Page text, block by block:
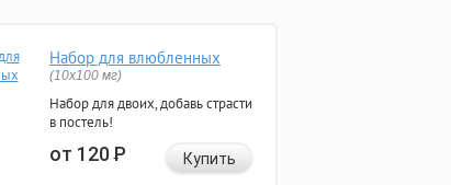
Набор для влюбленных
(10х100 мг)
Набор для двоих, добавь страсти
в постель!
от 120Р Купить